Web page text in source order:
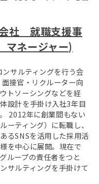
社 就職支援事
ネージャー)
サルティングを行う会
接官・リクルーター向
トソーシングなどを経
設計を手掛け入社3年目
2012年に創業間もない
ーティング）に転職し、
るSNSを活用した採用活
を中心に展開。現在で
ループの責任者をつと
サルティングを手掛けて